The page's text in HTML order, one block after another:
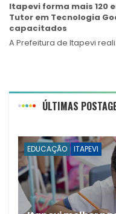
Itapevi forma mais 120
Tutor em Tecnologia
capacitados
A Prefeitura de Itapevi
ÚLTIMAS
EDUCAÇÃO ITAPEVI